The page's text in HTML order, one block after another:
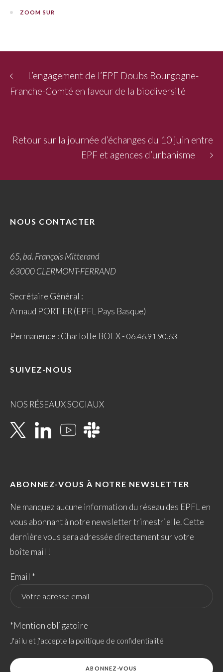
ZOOM SUR
L’engagement de l’EPF Doubs Bourgogne-
Franche-Comté en faveur de la biodiversité
Retour sur la journée d’échanges du 10 juin entre
EPF et agences d’urbanisme
NOUS CONTACTER
65, bd. François Mitterand
63000 CLERMONT-FERRAND
Secrétaire Général :
Arnaud PORTIER (EPFL Pays Basque)
Permanence : Charlotte BOEX -06.46.91.90.63
SUIVEZ-NOUS
NOS RÉSEAUX SOCIAUX
ABONNEZ-VOUS À NOTRE NEWSLETTER
Ne manquez aucune information du réseau des EPFL en
vous abonnant à notre newsletter trimestrielle. Cette
dernière vous sera adressée directement sur votre
boîte mail !
Email *
*Mention obligatoire
J'ai lu et j'accepte la politique de confidentialité